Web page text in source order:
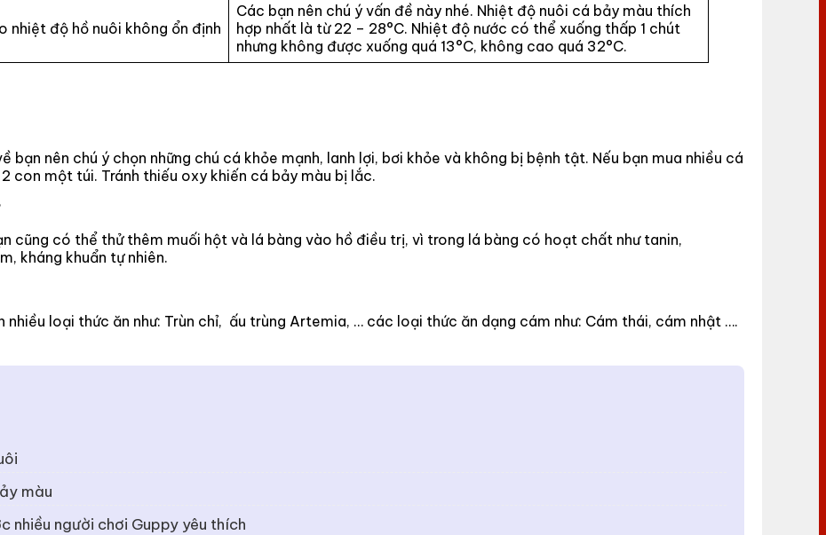
nhiệt độ hồ nuôi không ổn định
Các bạn nên chú ý vấn đề này nhé. Nhiệt độ nuôi cá bảy màu thích
hợp nhất là từ 22 – 28°C. Nhiệt độ nước có thể xuống thấp 1 chút
nhưng không được xuống quá 13°C, không cao quá 32°C.
nên chú ý chọn những chú cá khỏe mạnh, lanh lợi, bơi khỏe và không bị bệnh tật. Nếu bạn mua nhiều cá
con một túi. Tránh thiếu oxy khiến cá bảy màu bị lắc.
cũng có thể thử thêm muối hột và lá bàng vào hồ điều trị, vì trong lá bàng có hoạt chất như tanin,
kháng khuẩn tự nhiên.
loại thức ăn như: Trùn chỉ, ấu trùng Artemia, … các loại thức ăn dạng cám như: Cám thái, cám nhật ….
màu
nhiều người chơi Guppy yêu thích